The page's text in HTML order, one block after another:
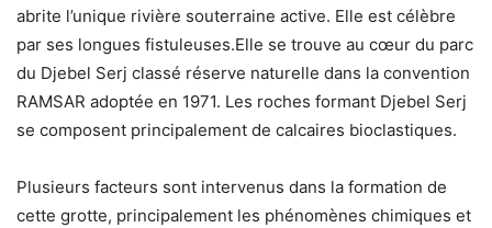
abrite l’unique rivière souterraine active. Elle est célèbre
par ses longues fistuleuses.Elle se trouve au cœur du parc
du Djebel Serj classé réserve naturelle dans la convention
RAMSAR adoptée en 1971. Les roches formant Djebel Serj
se composent principalement de calcaires bioclastiques.
Plusieurs facteurs sont intervenus dans la formation de
cette grotte, principalement les phénomènes chimiques et